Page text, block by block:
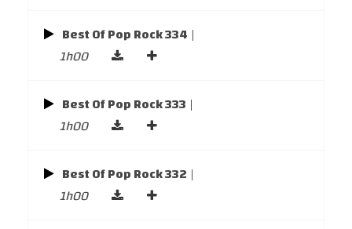
Best Of Pop Rock 334 |
1h00
Best Of Pop Rock 333 |
1h00
Best Of Pop Rock 332 |
1h00